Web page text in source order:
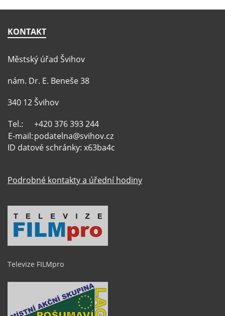
KONTAKT
Městský úřad Švihov
nám. Dr. E. Beneše 38
340 12 Švihov
Tel.:
+420 376 393 244
E-mail:podatelna@svihov.cz
ID datové schránky: x63ba4c
Podrobné kontakty a úřední hodiny
Televize FILMpro